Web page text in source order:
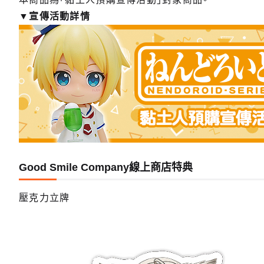
▼宣傳活動詳情
Good Smile Company線上商店特典
壓克力立牌